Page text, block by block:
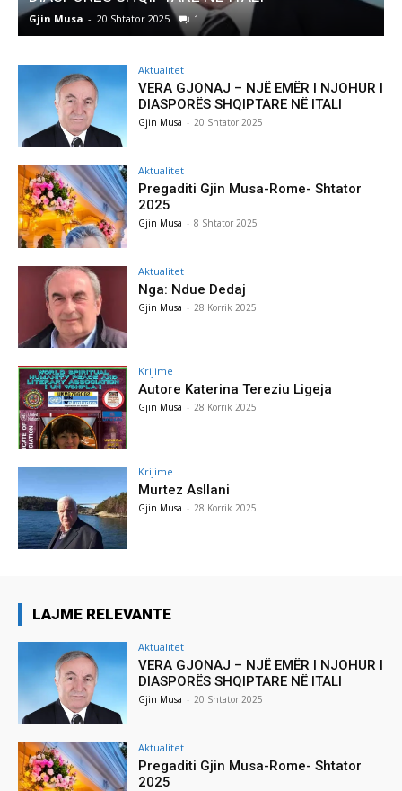
Gjin Musa - 8 Shtator 2025 0
Aktualitet
VERA GJONAJ – NJË EMËR I NJOHUR I
DIASPORËS SHQIPTARE NË ITALI
Gjin Musa - 20 Shtator 2025
Aktualitet
Pregaditi Gjin Musa-Rome- Shtator
2025
Gjin Musa - 8 Shtator 2025
Aktualitet
Nga: Ndue Dedaj
Gjin Musa - 28 Korrik 2025
Krijime
Autore Katerina Tereziu Ligeja
Gjin Musa - 28 Korrik 2025
Krijime
Murtez Asllani
Gjin Musa - 28 Korrik 2025
LAJME RELEVANTE
Aktualitet
VERA GJONAJ – NJË EMËR I NJOHUR I
DIASPORËS SHQIPTARE NË ITALI
Gjin Musa - 20 Shtator 2025
Aktualitet
Pregaditi Gjin Musa-Rome- Shtator
2025